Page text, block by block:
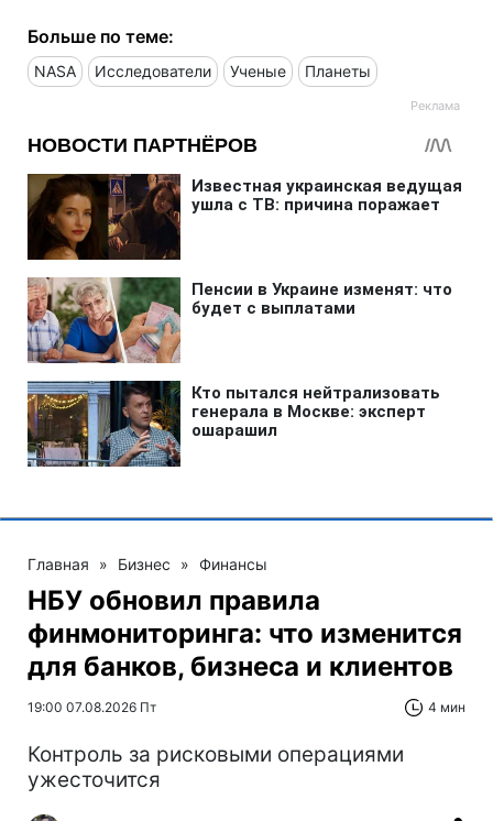
Больше по теме:
NASA Исследователи Ученые Планеты
Главная » Бизнес » Финансы
НБУ обновил правила
финмониторинга: что изменится
для банков, бизнеса и клиентов
19:00 07.08.2026 Пт 4 мин
Контроль за рисковыми операциями
ужесточится